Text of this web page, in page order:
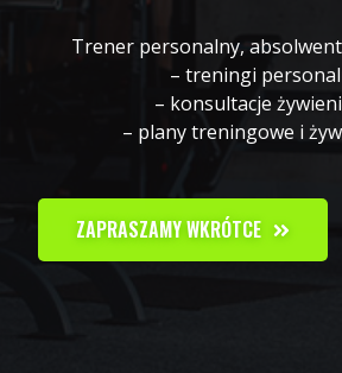
Trener personalny, absolwent
– treningi
– konsultacje
– plany treningowe i
ZAPRASZAMY WKRÓTCE